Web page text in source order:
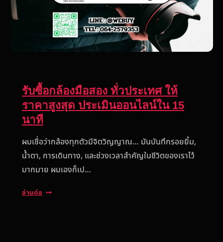
รับซื้อกล้องมือสอง ทั่วประเทศ ให้
ราคาสูงสุด ประเมินออนไลน์ใน 15
นาที
ผมเชื่อว่ากล้องทุกตัวมีจิตวิญญาณ… มันบันทึกรอยยิ้ม,
น้ำตา, การเดินทาง, และช่วงเวลาสำคัญในชีวิตของเราไว้
มากมาย ผมเองก็เป…
อ่านต่อ